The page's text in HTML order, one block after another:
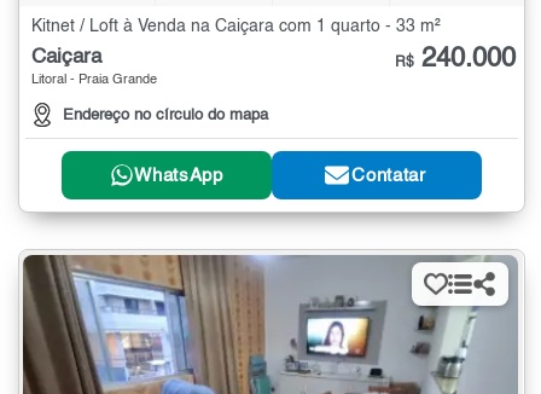
Kitnet / Loft à Venda na Caiçara com 1 quarto - 33 m²
Caiçara
Litoral - Praia Grande
Endereço no círculo do mapa
R$ 240.000
WhatsApp Contatar